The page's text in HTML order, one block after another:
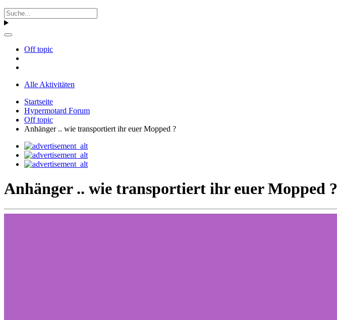
Off topic
Alle Aktivitäten
Startseite
Hypermotard Forum
Off topic
Anhänger .. wie transportiert ihr euer Mopped ?
Anhänger .. wie transportiert ihr euer Mopped ?